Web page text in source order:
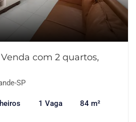
com 2 quartos,
SP
1 Vaga 84 m²